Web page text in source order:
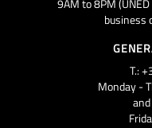
9AM to 8PM
business
T.:
Monday -